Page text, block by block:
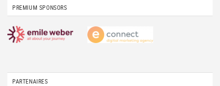
PREMIUM SPONSORS
PARTENAIRES